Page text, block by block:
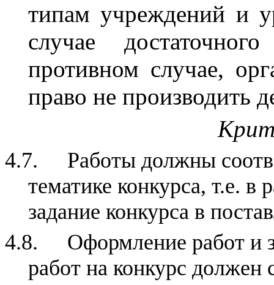
типам учреждений и
случае
противном случае,
право не производить
4.7.
Работы должны
тематике конкурса, т.е.
задание конкурса в
4.8.
Оформление работ и
работ на конкурс должен